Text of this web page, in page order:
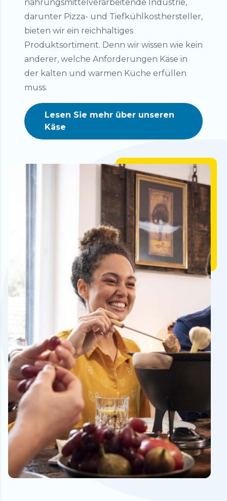
nahrungsmittelverarbeitende Industrie,
darunter Pizza- und Tiefkühlkosthersteller,
bieten wir ein reichhaltiges
Produktsortiment. Denn wir wissen wie kein
anderer, welche Anforderungen Käse in
der kalten und warmen Küche erfüllen
muss.
Lesen Sie mehr über unseren
Käse